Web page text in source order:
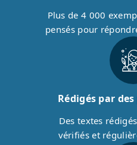
Plus de 4 000
pensés pour
Rédigés par
Des textes
vérifiés et